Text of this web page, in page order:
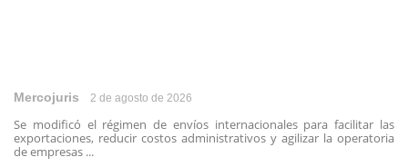
Mercojuris 2 de agosto de 2026
Se modificó el régimen de envíos internacionales para facilitar las
exportaciones, reducir costos administrativos y agilizar la operatoria
de empresas ...